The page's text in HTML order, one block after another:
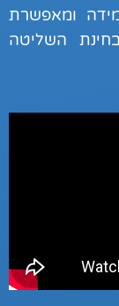
ומאפשרת
השליטה